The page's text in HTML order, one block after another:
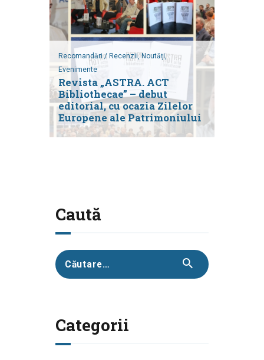
Recomandări / Recenzii,Noutăți,
Evenimente
Revista „ASTRA. ACT
Bibliothecae” – debut
editorial, cu ocazia Zilelor
Europene ale Patrimoniului
Caută
Caută
după:
Categorii